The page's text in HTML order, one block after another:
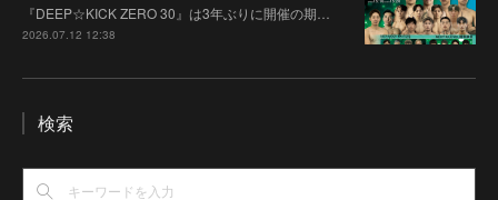
『DEEP☆KICK ZERO 30』は3年ぶりに開催の期…
2026.07.12 12:38
検索